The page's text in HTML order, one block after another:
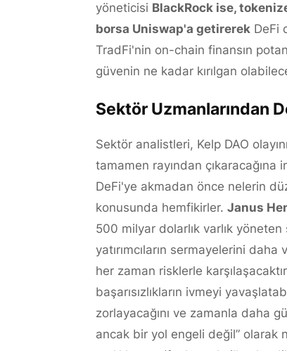
yöneticisi BlackRock ise,
borsa Uniswap'a getirerekDeFi
TradFi'nin on-chain finansın
güvenin ne kadar kırılgan
Sektör Uzmanlarından
Sektör analistleri, Kelp DAO
tamamen rayından çıkaracağına
DeFi'ye akmadan önce nelerin
konusunda hemfikirler. Janus
500 milyar dolarlık varlık yöneten
yatırımcıların sermayelerini
her zaman risklerle
başarısızlıkların ivmeyi
zorlayacağını ve zamanla daha
ancak bir yol engeli değil” olarak